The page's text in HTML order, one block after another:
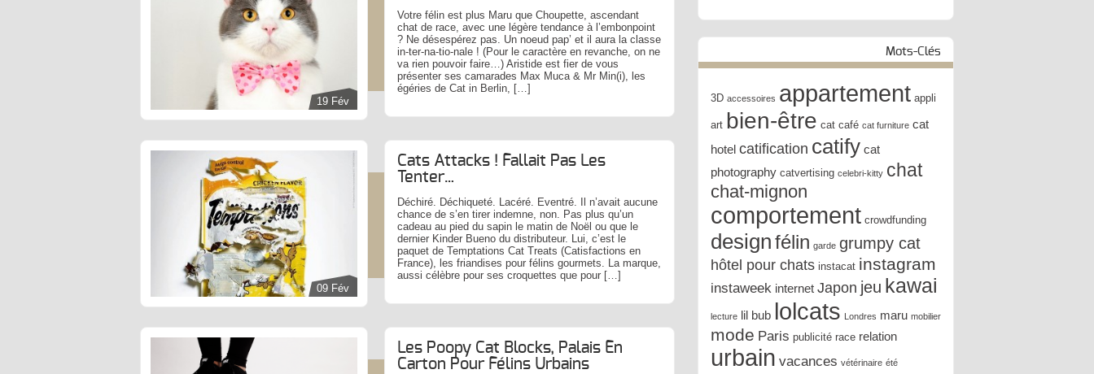
19 Fév
Votre félin est plus Maru que Choupette, ascendant
chat de race, avec une légère tendance à l’embonpoint
? Ne désespérez pas. Un noeud pap’ et il aura la classe
in-ter-na-tio-nale ! (Pour le caractère en revanche, on ne
va rien pouvoir faire…) Aristide est fier de vous
présenter ses camarades Max Muca & Mr Min(i), les
égéries de Cat in Berlin, […]
09 Fév
Cats Attacks ! Fallait Pas Les
Tenter…
Déchiré. Déchiqueté. Lacéré. Eventré. Il n’avait aucune
chance de s’en tirer indemne, non. Pas plus qu’un
cadeau au pied du sapin le matin de Noël ou que le
dernier Kinder Bueno du distributeur. Lui, c’est le
paquet de Temptations Cat Treats (Catisfactions en
France), les friandises pour félins gourmets. La marque,
aussi célèbre pour ses croquettes que pour […]
Les Poopy Cat Blocks, Palais En
Carton Pour Félins Urbains
Mots-Clés
3D accessoires appartement appli
art bien-être cat café cat furniture cat
hotel catification catify cat
photography catvertising celebri-kitty chat
chat-mignon
comportement crowdfunding
designfélin garde grumpy cat
hôtel pour chats instacat instagram
instaweek internet Japon jeu kawai
lecture lil bub lolcats Londres maru mobilier
mode Paris publicité race relation
urbain vacances vétérinaire été